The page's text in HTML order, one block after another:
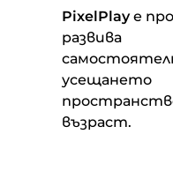
PixelPlayе
развива
възраст.